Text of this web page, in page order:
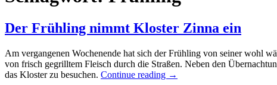
Der Frühling nimmt Kloster Zinna ein
Am vergangenen Wochenende hat sich der Frühling von seiner wohl
von frisch gegrilltem Fleisch durch die Straßen. Neben den
das Kloster zu besuchen. Continue reading „Der
→